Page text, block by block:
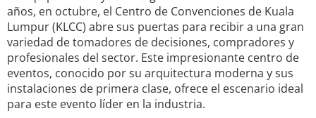
años, en octubre, el Centro de Convenciones de Kuala
Lumpur (KLCC) abre sus puertas para recibir a una gran
variedad de tomadores de decisiones, compradores y
profesionales del sector. Este impresionante centro de
eventos, conocido por su arquitectura moderna y sus
instalaciones de primera clase, ofrece el escenario ideal
para este evento líder en la industria.